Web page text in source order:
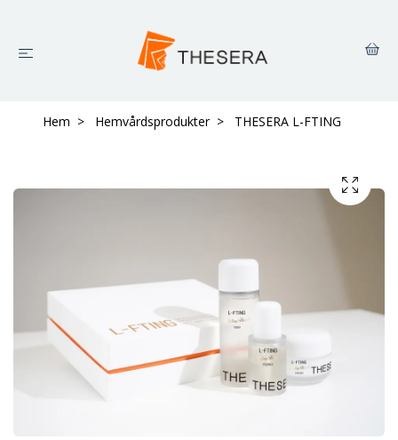
Hem Hemvårdsprodukter THESERA L-FTING